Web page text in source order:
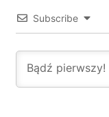
Subscribe